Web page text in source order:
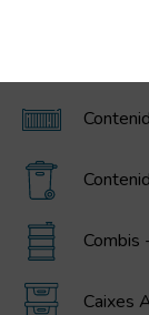
Combis
Caixes